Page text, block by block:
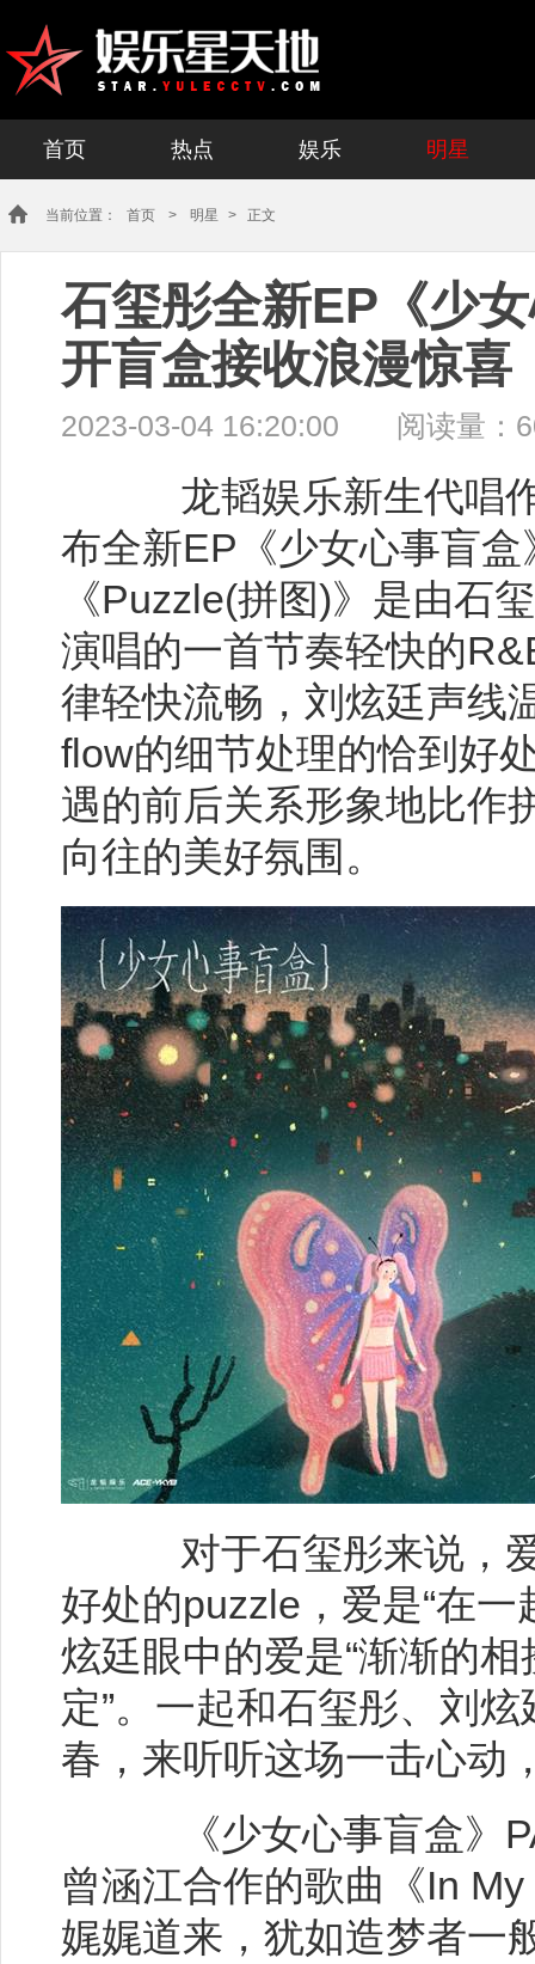
首页 热点 娱乐 明星
当前位置： 首页 > 明星 > 正文
石玺彤全新EP《少
开盲盒接收浪漫惊喜
2023-03-04 16:20:00 阅读量：
龙韬娱乐新生代唱作
布全新EP《少女心事盲
《Puzzle(拼图)》是由石
演唱的一首节奏轻快的
律轻快流畅，刘炫廷声线
flow的细节处理的恰到好
遇的前后关系形象地比作
向往的美好氛围。
对于石玺彤来说，爱
好处的puzzle，爱是“在
炫廷眼中的爱是“渐渐的相
定”。一起和石玺彤、刘
春，来听听这场一击心动
《少女心事盲盒》
曾涵江合作的歌曲《In
娓娓道来，犹如造梦者一